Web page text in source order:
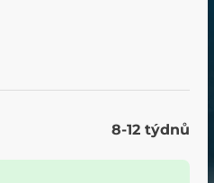
8-12 týdnů